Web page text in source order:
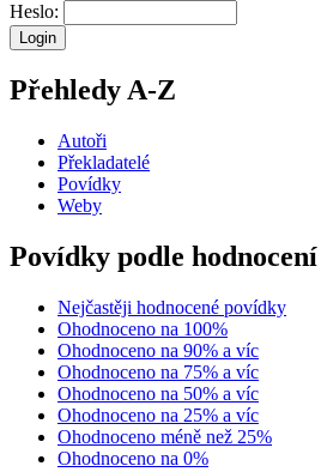
Heslo:
Přehledy A-Z
Autoři
Překladatelé
Povídky
Weby
Povídky podle hodnocení
Nejčastěji hodnocené povídky
Ohodnoceno na 100%
Ohodnoceno na 90% a víc
Ohodnoceno na 75% a víc
Ohodnoceno na 50% a víc
Ohodnoceno na 25% a víc
Ohodnoceno méně než 25%
Ohodnoceno na 0%